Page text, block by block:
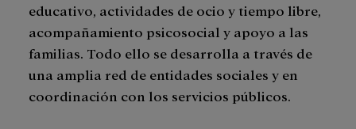
educativo, actividades de ocio y tiempo libre,
acompañamiento psicosocial y apoyo a las
familias. Todo ello se desarrolla a través de
una amplia red de entidades sociales y en
coordinación con los servicios públicos.